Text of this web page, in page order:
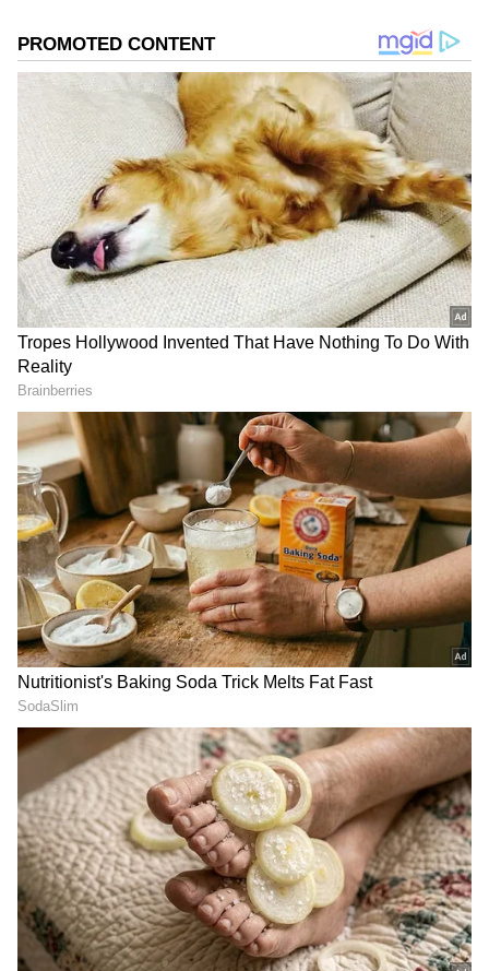
ಇದರ ದೊಡ್ಡ ವಿಶೇಷತೆ ಎಂದರೆ ಇನ್‌ಬಿಲ್ಟ್ ನೇಲ್ ಕಲೆಕ್ಟರ್.
ಉಗುರು ಕತ್ತರಿಸುವಾಗ, ಕತ್ತರಿಸಿದ ತುಂಡುಗಳು ಮೆಷಿನ್ ಒಳಗೆ
ಸಂಗ್ರಹವಾಗುತ್ತವೆ. ಇದರಿಂದ ಸುತ್ತಮುತ್ತ ಗಲೀಜಾಗುವುದಿಲ್ಲ
ಮತ್ತು ಸ್ವಚ್ಛತೆ ಕಾಪಾಡಬಹುದು.
ಸಮಗ್ರ ಸುದ್ದಿ ಮೂಲವನ್ನಾಗಿ asianet suvarna news ಅನ್ನು
ಆಯ್ಕೆ ಮಾಡಿಕೊಳ್ಳಿ
2
5
Image Credit :Amazon.in
ಸ್ಮಾರ್ಟ್ ನೇಲ್ ಕಟ್ಟರ್ ಬಳಸುವುದು ಹೇಗೆ?
ಸ್ಮಾರ್ಟ್ ನೇಲ್ ಕಟ್ಟರ್ ಬಳಸುವುದು ತುಂಬಾ ಸುಲಭ.
ಮೊದಲು, ನಿಮ್ಮ ಉಗುರನ್ನು ಮೆಷಿನ್‌ನ ಸ್ಲಾಟ್‌ನಲ್ಲಿ ಇಡಿ.